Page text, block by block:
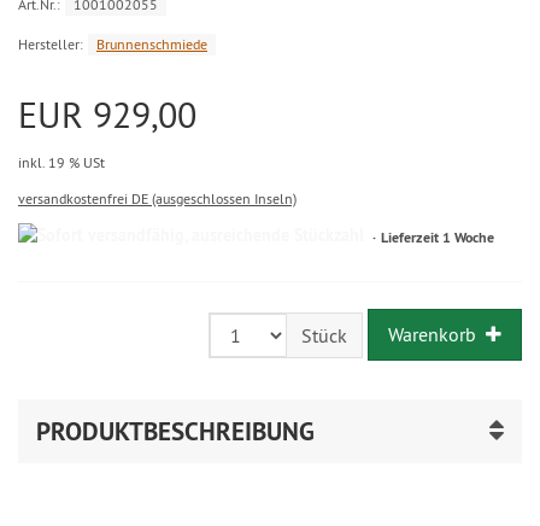
Art.Nr.: 1001002055
Hersteller: Brunnenschmiede
EUR 929,00
inkl. 19 % USt
versandkostenfrei DE (ausgeschlossen Inseln)
Lieferzeit 1 Woche
Stück Warenkorb
PRODUKTBESCHREIBUNG